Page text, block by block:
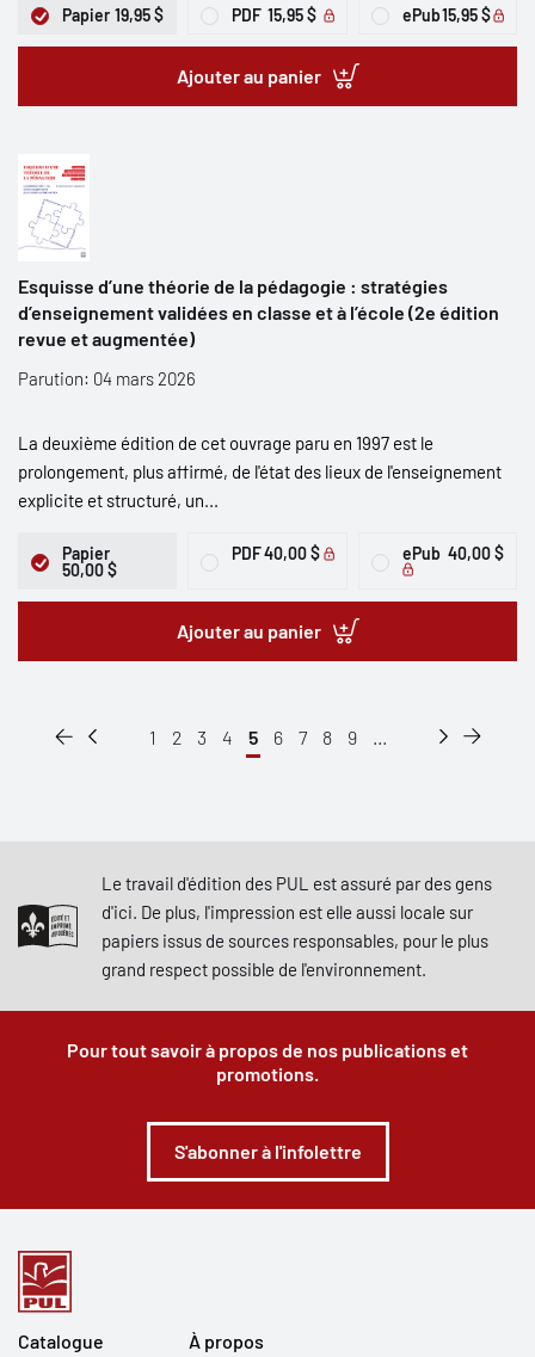
Papier 19,95 $ PDF 15,95 $ ePub15,95 $
Ajouter au panier
Esquisse d’une théorie de la pédagogie : stratégies
d’enseignement validées en classe et à l’école (2e édition
revue et augmentée)
Parution: 04 mars 2026
La deuxième édition de cet ouvrage paru en 1997 est le
prolongement, plus affirmé, de l'état des lieux de l'enseignement
explicite et structuré, un...
Papier
50,00 $
PDF40,00 $ ePub 40,00 $
Ajouter au panier
1 2 3 4 5 6 7 8 9 ...
Le travail d'édition des PUL est assuré par des gens
d'ici. De plus, l'impression est elle aussi locale sur
papiers issus de sources responsables, pour le plus
grand respect possible de l'environnement.
Pour tout savoir à propos de nos publications et
promotions.
S'abonner à l'infolettre
Catalogue À propos